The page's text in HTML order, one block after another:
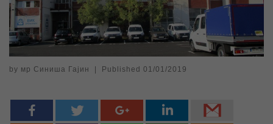
by мр Синиша Гајин Published 01/01/2019